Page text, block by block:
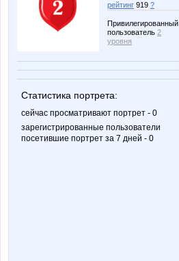
рейтинг 919 ?
Привилегированный
пользователь 2
уровня
Статистика портрета:
сейчас просматривают портрет - 0
зарегистрированные пользователи
посетившие портрет за 7 дней - 0